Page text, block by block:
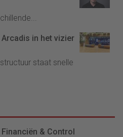
in het vizier
staat snelle
& Control